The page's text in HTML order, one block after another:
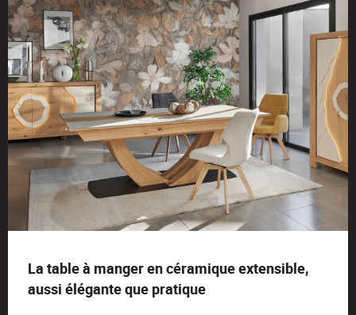
La table à manger en céramique extensible,
aussi élégante que pratique